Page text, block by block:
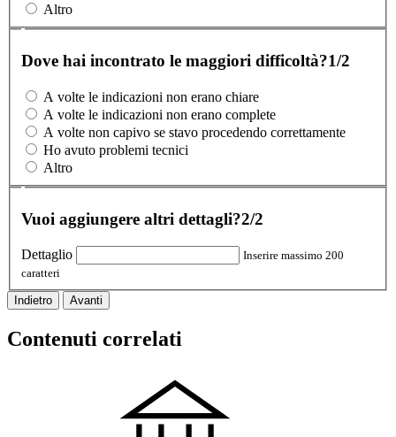
Altro
Dove hai incontrato le maggiori difficoltà?1/2
A volte le indicazioni non erano chiare
A volte le indicazioni non erano complete
A volte non capivo se stavo procedendo correttamente
Ho avuto problemi tecnici
Altro
Vuoi aggiungere altri dettagli?2/2
Dettaglio
Inserire massimo 200
caratteri
Indietro Avanti
Contenuti correlati